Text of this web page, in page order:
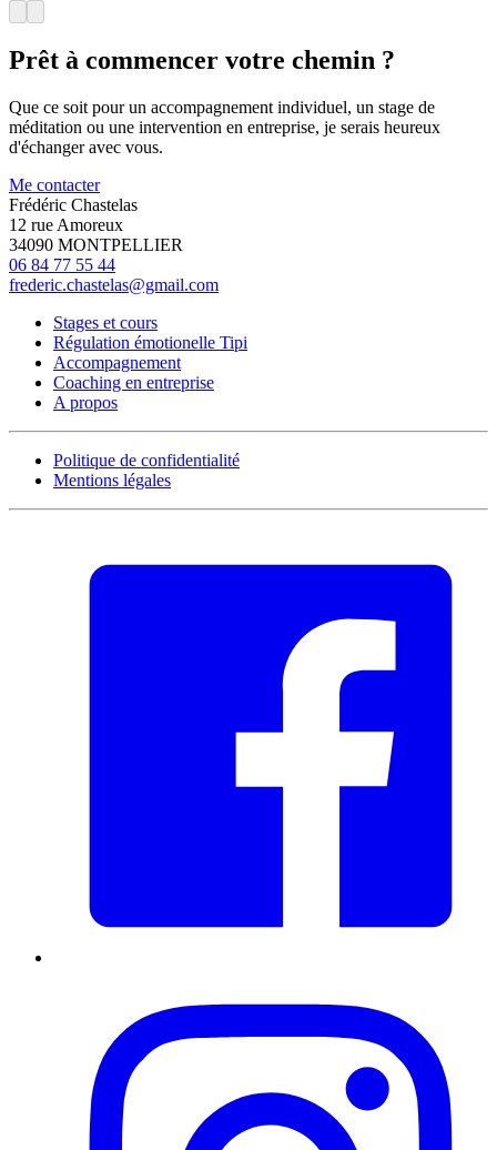
Prêt à commencer votre chemin ?
Que ce soit pour un accompagnement individuel, un stage de
méditation ou une intervention en entreprise, je serais heureux
d'échanger avec vous.
Me contacter
Frédéric Chastelas
12 rue Amoreux
34090 MONTPELLIER
06 84 77 55 44
frederic.chastelas@gmail.com
Stages et cours
Régulation émotionelle Tipi
Accompagnement
Coaching en entreprise
A propos
Politique de confidentialité
Mentions légales